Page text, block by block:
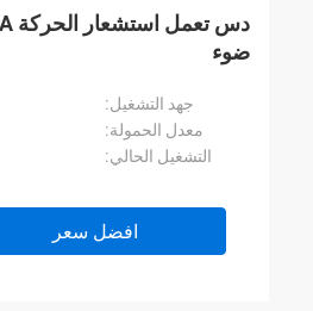
ضوء
جهد التشغيل:
معدل الحمولة:
التشغيل الحالي:
افضل سعر